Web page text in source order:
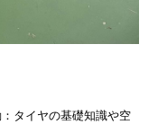
タイヤの基礎知識や空